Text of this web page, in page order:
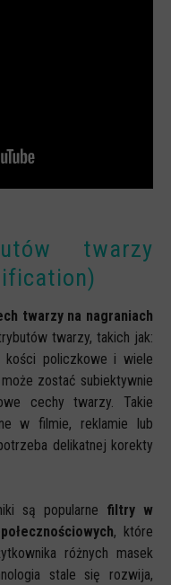
twarzy
twarzy na nagraniach
twarzy, takich jak:
kości policzkowe i wiele
zostać subiektywnie
cechy twarzy. Takie
w filmie, reklamie lub
delikatnej korekty
są popularne filtry w
, które
różnych masek
stale się rozwija,